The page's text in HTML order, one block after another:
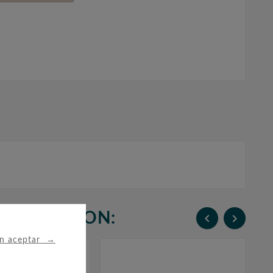
aceptar →
 